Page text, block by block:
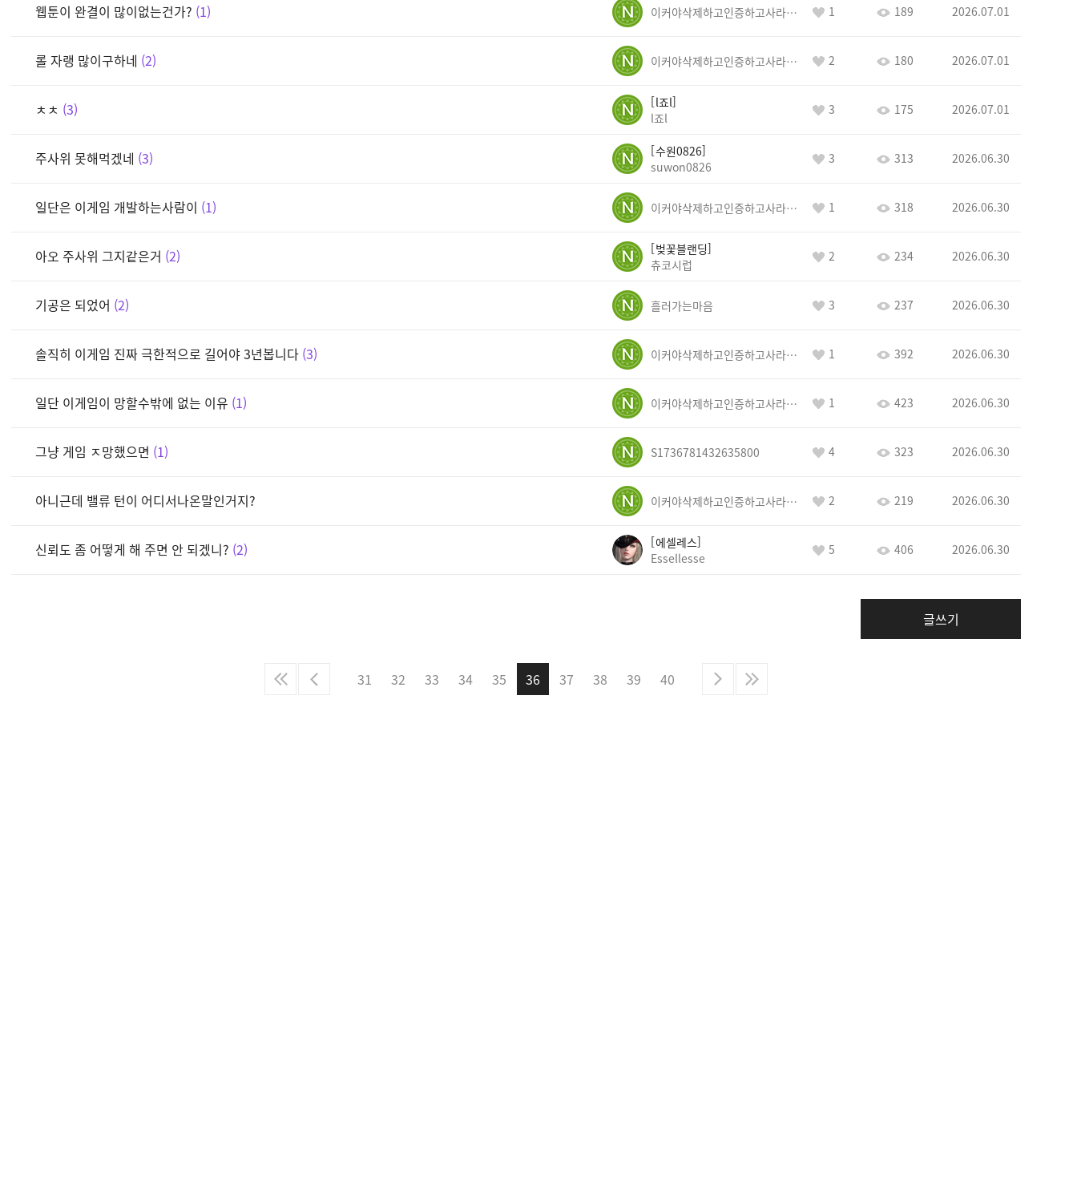
웹툰이 완결이 많이없는건가? 1 이커야삭제하고인증하고사라지거라 1 189 2026.07.01
롤 자랭 많이구하네 2 이커야삭제하고인증하고사라지거라 2 180 2026.07.01
ㅊㅊ 3
l죠l
l죠l
3 175 2026.07.01
주사위 못해먹겠네 3
수원0826
suwon0826
3 313 2026.06.30
일단은 이게임 개발하는사람이 1 이커야삭제하고인증하고사라지거라 1 318 2026.06.30
아오 주사위 그지같은거 2
벚꽃블랜딩
츄코시럽
2 234 2026.06.30
기공은 되었어 2 흘러가는마음 3 237 2026.06.30
솔직히 이게임 진짜 극한적으로 길어야 3년봅니다 3 이커야삭제하고인증하고사라지거라 1 392 2026.06.30
일단 이게임이 망할수밖에 없는 이유 1 이커야삭제하고인증하고사라지거라 1 423 2026.06.30
그냥 게임 ㅈ망했으면 1 S1736781432635800 4 323 2026.06.30
아니근데 밸류 턴이 어디서나온말인거지? 이커야삭제하고인증하고사라지거라 2 219 2026.06.30
신뢰도 좀 어떻게 해 주면 안 되겠니? 2
에셀레스
Essellesse
5 406 2026.06.30
글쓰기
31 32 33 34 35 36 37 38 39 40